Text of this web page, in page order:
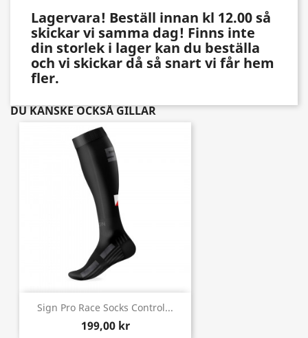
Lagervara! Beställ innan kl 12.00 så
skickar vi samma dag! Finns inte
din storlek i lager kan du beställa
och vi skickar då så snart vi får hem
fler.
DU KANSKE OCKSÅ GILLAR
Sign Pro Race Socks Control...
199,00 kr